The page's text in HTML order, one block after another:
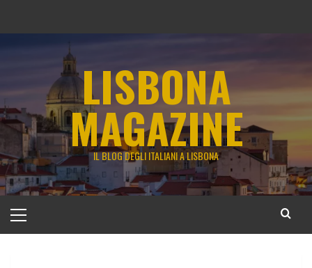
LISBONA
MAGAZINE
IL BLOG DEGLI ITALIANI A LISBONA
principale